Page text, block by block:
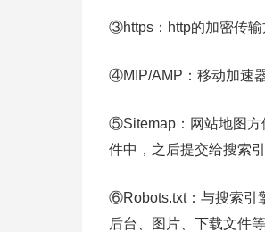
③https：http的加密传输
④MIP/AMP：移动加速
⑤Sitemap：网站地图方
件中，之后提交给搜索引
⑥Robots.txt：与搜索引
后台、图片、下载文件等